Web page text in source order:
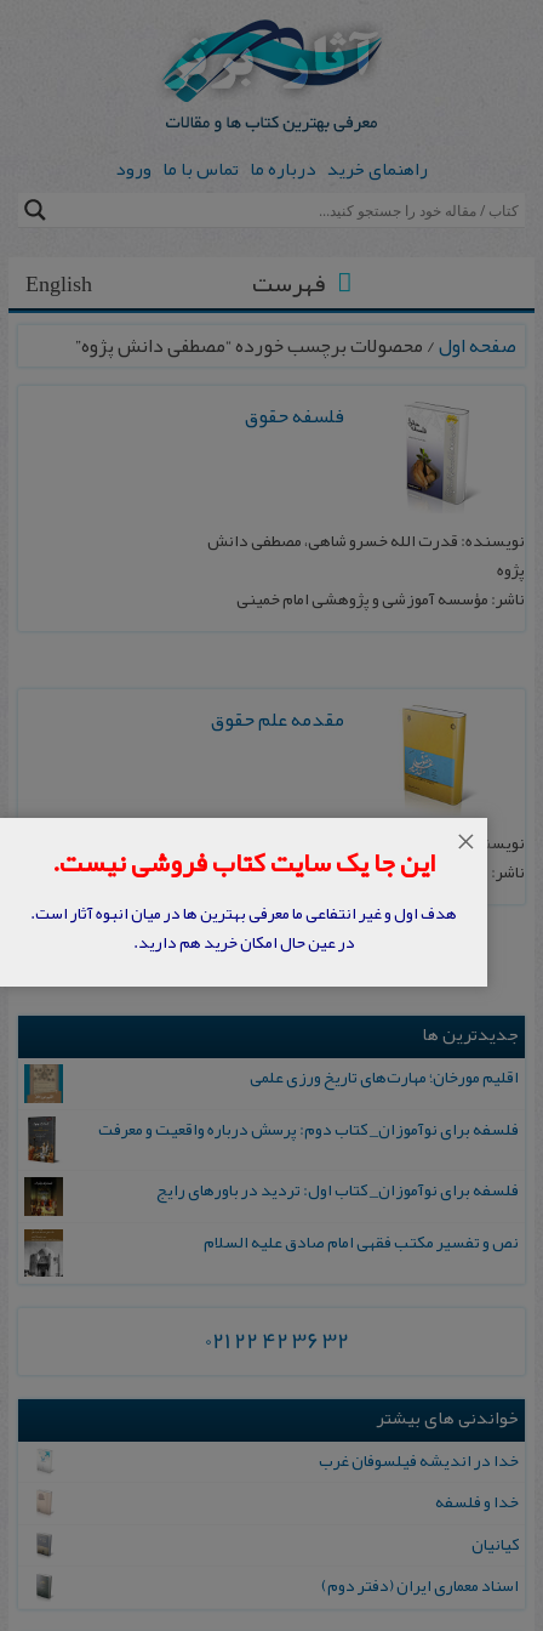
راهنمای خرید درباره ما تماس با ما ورود
English فهرست
صفحه اول/ محصولات برچسب خورده “مصطفی دانش پژوه”
فلسفه حقوق
نویسنده: قدرت الله خسرو شاهی، مصطفی دانش
پژوه
ناشر: مؤسسه آموزشی و پژوهشی امام خمینی
مقدمه علم حقوق
نویسنده: مصطفی دانش پژوه
ناشر: پژوهشگاه حوزه و دانشگاه
جدیدترین ها
اقلیم مورخان؛ مهارت‌های تاریخ ورزی علمی
فلسفه برای نوآموزان_ کتاب دوم: پرسش درباره واقعیت و معرفت
فلسفه برای نوآموزان_ کتاب اول: تردید در باورهای رایج
نص و تفسیر مکتب فقهی امام صادق علیه السلام
021 22 42 36 32
خواندنی های بیشتر
خدا در اندیشه فیلسوفان غرب
خدا و فلسفه
كیانیان
اسناد معماری ایران (دفتر دوم)
این جا یک سایت کتاب فروشی نیست.
هدف اول و غیر انتفاعی ما معرفی بهترین ها در میان انبوه آثار است.
در عین حال امکان خرید هم دارید.
×